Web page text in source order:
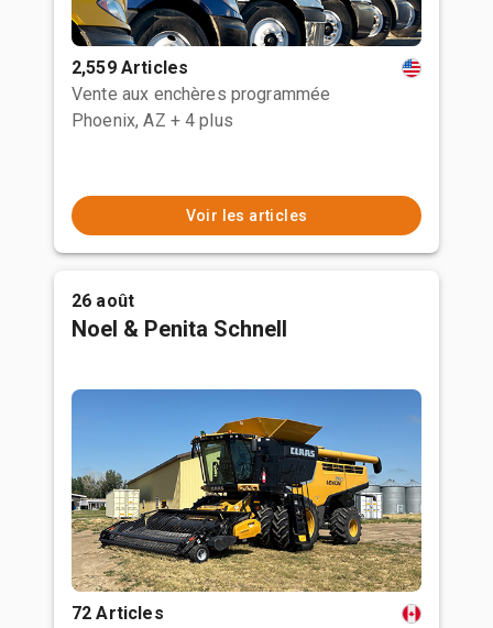
2,559 Articles
Vente aux enchères programmée
Phoenix, AZ + 4 plus
Voir les articles
26 août
Noel & Penita Schnell
72 Articles